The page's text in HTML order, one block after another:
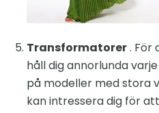
Transformatorer. För
håll dig annorlunda
på modeller med stora
kan intressera dig för